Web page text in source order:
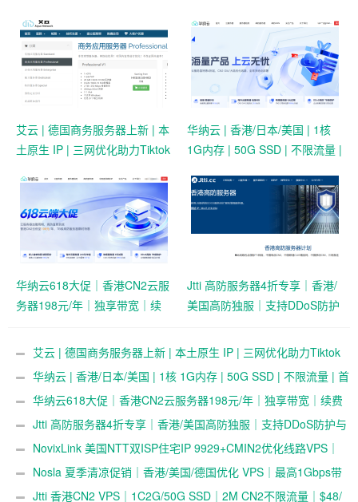
艾云 | 德国商务服务器上新 | 本
土原生 IP | 三网优化助力Tiktok
华纳云 | 香港/日本/美国 | 1核
1G内存 | 50G SSD | 不限流量 |
华纳云618大促｜香港CN2云服
务器198元/年｜独享带宽｜续
Jtti 高防服务器4折专享｜香港/
美国高防独服｜支持DDoS防护
艾云 | 德国商务服务器上新 | 本土原生 IP | 三网优化助力Tiktok
业务 | 50 HKD/月起
华纳云 | 香港/日本/美国 | 1核 1G内存 | 50G SSD | 不限流量 | 首
月19.9元起
华纳云618大促｜香港CN2云服务器198元/年｜独享带宽｜续费
同价Jtti 高防服务器4折专享｜香港/美国高防独服｜支持DDoS防护与
压力测试
NovixLink 美国NTT双ISP住宅IP 9929+CMIN2优化线路VPS｜
192小众号段｜34元/月起
Nosla 夏季清凉促销｜香港/美国/德国优化 VPS｜最高1Gbps带
宽 | 259元/年起
Jtti 香港CN2 VPS｜1C2G/50G SSD｜2M CN2不限流量｜$48/